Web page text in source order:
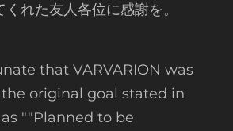
れた友人各位に感謝を。
that VARVARION was
original goal stated in
""Planned to be